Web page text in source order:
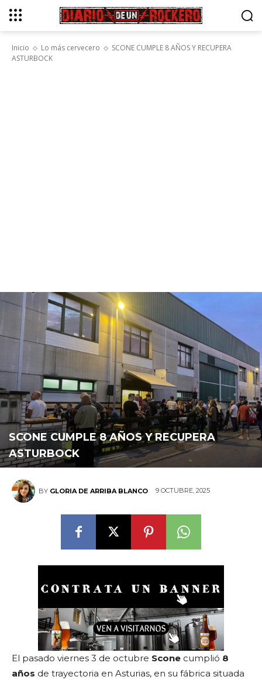
Inicio Lo más cervecero
SCONE CUMPLE 8 AÑOS Y RECUPERA
ASTURBOCK
SCONE CUMPLE 8 AÑOS Y RECUPERA
ASTURBOCK
BY GLORIA DE ARRIBA BLANCO 9 OCTUBRE, 2025
El pasado viernes 3 de octubre Scone cumplió 8
años de trayectoria en Asturias, en su fábrica situada